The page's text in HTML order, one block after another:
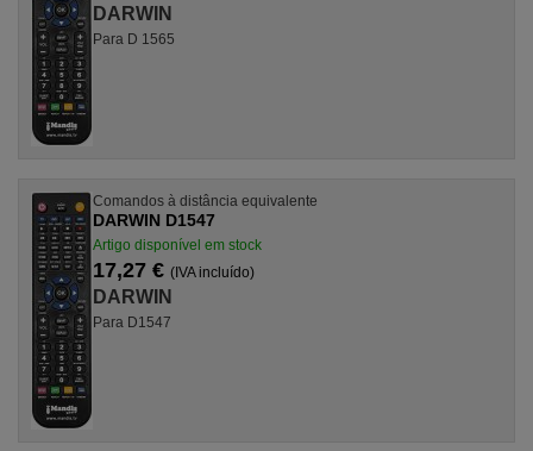
DARWIN
Para D 1565
Comandos à distância equivalente
DARWIN D1547
Artigo disponível em stock
17,27 € (IVA incluído)
DARWIN
Para D1547